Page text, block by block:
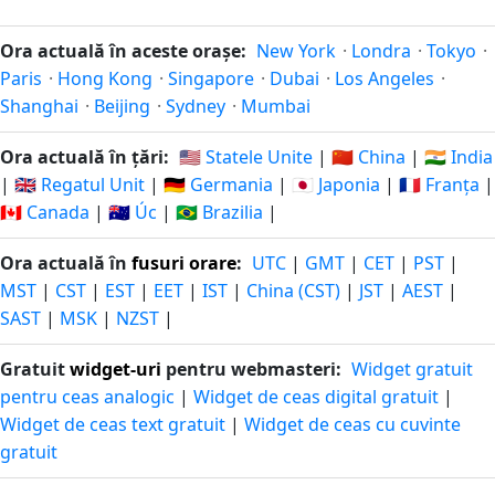
urma
07.08.2026
minute
peste
07.08.2026
12
minute
in-
urma
07.08.2026
minute
peste
07.08.2026
13
minute
in-
urma
07.08.2026
13
minute
peste
07.08.2026
14
minute
in-
urma
07.08.2026
14
minute
peste
07.08.2026
Ora actuală în aceste orașe: New York · Londra · Tokyo ·
Paris · Hong Kong · Singapore · Dubai · Los Angeles ·
Shanghai · Beijing · Sydney · Mumbai
Ora actuală în țări: 🇺🇸 Statele Unite | 🇨🇳 China | 🇮🇳 India
| 🇬🇧 Regatul Unit | 🇩🇪 Germania | 🇯🇵 Japonia | 🇫🇷 Franța |
🇨🇦 Canada | 🇦🇺 Úc | 🇧🇷 Brazilia |
Ora actuală în fusuri orare: UTC | GMT | CET | PST |
MST | CST | EST | EET | IST | China (CST) | JST | AEST |
SAST | MSK | NZST |
Gratuitwidget-uri pentru webmasteri: Widget gratuit
pentru ceas analogic | Widget de ceas digital gratuit |
Widget de ceas text gratuit | Widget de ceas cu cuvinte
gratuit